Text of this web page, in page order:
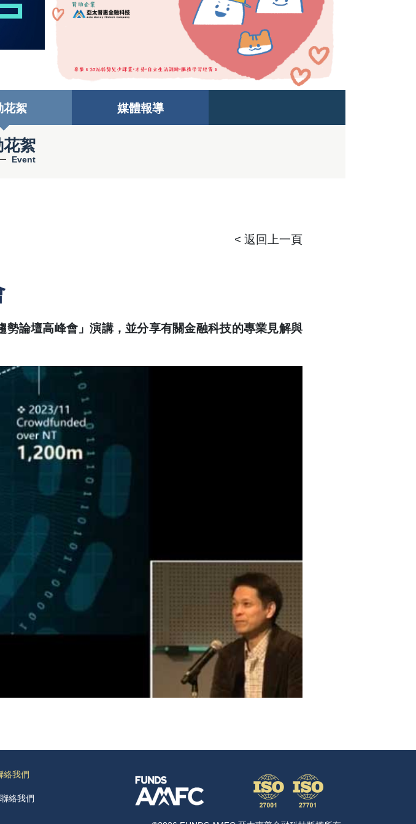
花絮 媒體報導
絮
Event
< 返回上一頁
論壇高峰會」演講，並分享有關金融科技的專業見解與
絡我們
聯絡我們